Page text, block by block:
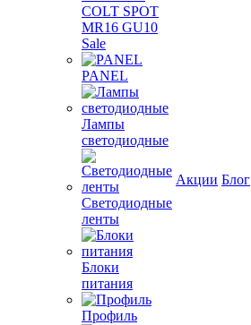
COLT SPOT
MR16 GU10
Sale
PANEL
Лампы
светодиодные
Светодиодные
ленты
Блоки
питания
Профиль
Акции Блог